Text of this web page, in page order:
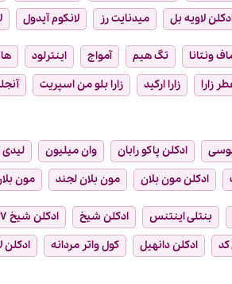
لاویه بل میدنایت رز لانکوم آیدول
ونتانا تگ هیم آمواج اینترلود
زارا
زارا ارکید زارا بلو من اسپریت
ادکلن پاکو رابان وان میلیون
ادکلن مون بلان مون بلان لجند مون
بنتلی اینتنس ادکلن شیخ ادکلن شیخ ۷۷
کد
ادکلن دانهیل کول واتر مردانه